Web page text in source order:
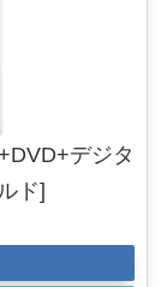
デジタ
ド]